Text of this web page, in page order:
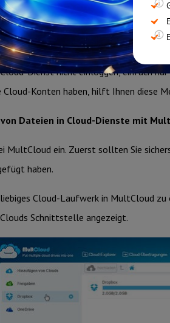
Ihnen beim Hochladen von Dateien
Cloud-Dienst nicht einloggen, einfach
Cloud-Konten haben, hilft Ihnen diese
Dateien in Cloud-Dienste mit
MultCloud ein. Zuerst sollten Sie
haben.
Cloud-Laufwerk in MultCloud
Schnittstelle angezeigt.